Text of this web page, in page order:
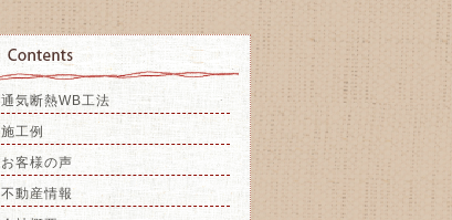
通気断熱WB工法
施工例
お客様の声
不動産情報